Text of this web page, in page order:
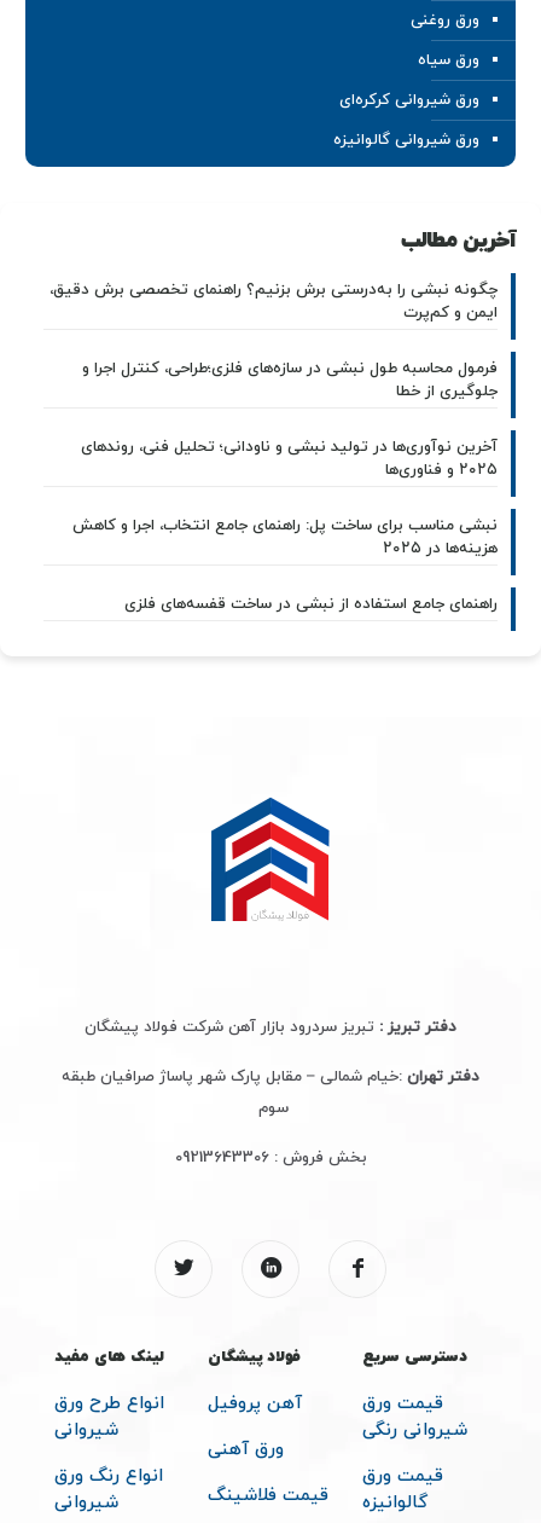
ورق روغنی
ورق سیاه
ورق شیروانی کرکره‌ای
ورق شیروانی گالوانیزه
آخرین مطالب
چگونه نبشی را به‌درستی برش بزنیم؟ راهنمای تخصصی برش دقیق،
ایمن و کم‌پرت
فرمول محاسبه طول نبشی در سازه‌های فلزی؛طراحی، کنترل اجرا و
جلوگیری از خطا
آخرین نوآوری‌ها در تولید نبشی و ناودانی؛ تحلیل فنی، روندهای
۲۰۲۵ و فناوری‌ها
نبشی مناسب برای ساخت پل: راهنمای جامع انتخاب، اجرا و کاهش
هزینه‌ها در ۲۰۲۵
راهنمای جامع استفاده از نبشی در ساخت قفسه‌های فلزی
دفتر تبریز : تبریز سردرود بازار آهن شرکت فولاد پیشگان
دفتر تهران :خیام شمالی – مقابل پارک شهر پاساژ صرافیان طبقه
سوم
بخش فروش :09213643306
دسترسی سریع
قیمت ورق
شیروانی رنگی
قیمت ورق
گالوانیزه
فولاد پیشگان
آهن پروفیل
ورق آهنی
قیمت فلاشینگ
لینک های مفید
انواع طرح ورق
شیروانی
انواع رنگ ورق
شیروانی